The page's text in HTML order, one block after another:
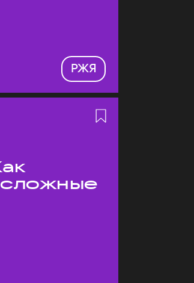
РЖЯ
сложные